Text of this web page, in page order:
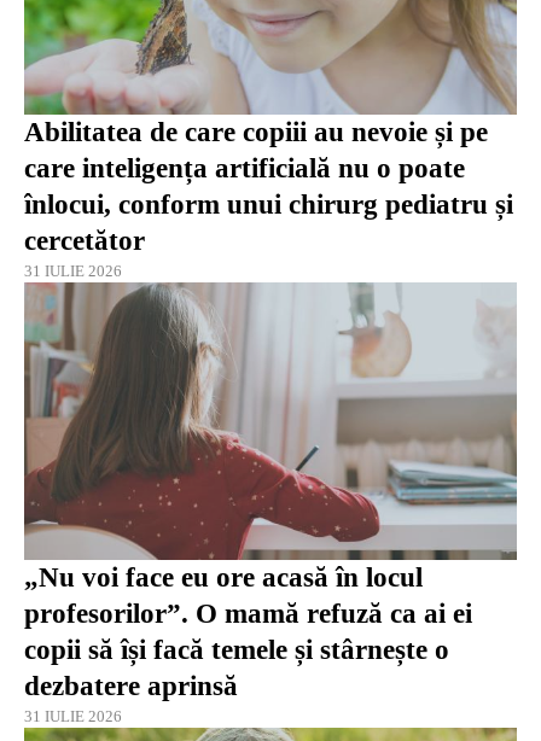
Abilitatea de care copiii au nevoie și pe
care inteligența artificială nu o poate
înlocui, conform unui chirurg pediatru și
cercetător
31 IULIE 2026
„Nu voi face eu ore acasă în locul
profesorilor”. O mamă refuză ca ai ei
copii să își facă temele și stârnește o
dezbatere aprinsă
31 IULIE 2026